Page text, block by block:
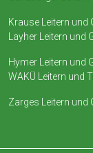
Krause Leitern und
Layher Leitern und
Hymer Leitern und
WAKÜ Leitern und
Zarges Leitern und